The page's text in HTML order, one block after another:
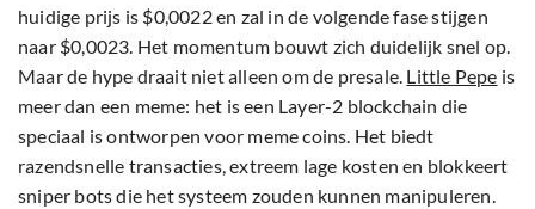
huidige prijs is $0,0022 en zal in de volgende fase stijgen
naar $0,0023. Het momentum bouwt zich duidelijk snel op.
Maar de hype draait niet alleen om de presale. Little Pepe is
meer dan een meme: het is een Layer-2 blockchain die
speciaal is ontworpen voor meme coins. Het biedt
razendsnelle transacties, extreem lage kosten en blokkeert
sniper bots die het systeem zouden kunnen manipuleren.